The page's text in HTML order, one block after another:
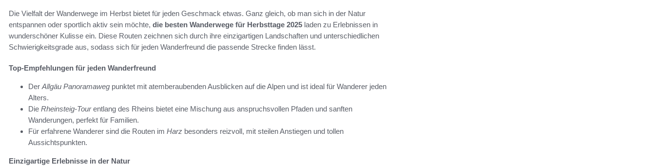
Die Vielfalt der Wanderwege im Herbst bietet für jeden Geschmack etwas. Ganz gleich, ob man sich in der Natur
entspannen oder sportlich aktiv sein möchte, die besten Wanderwege für Herbsttage 2025 laden zu Erlebnissen in
wunderschöner Kulisse ein. Diese Routen zeichnen sich durch ihre einzigartigen Landschaften und unterschiedlichen
Schwierigkeitsgrade aus, sodass sich für jeden Wanderfreund die passende Strecke finden lässt.
Top-Empfehlungen für jeden Wanderfreund
Der Allgäu Panoramaweg punktet mit atemberaubenden Ausblicken auf die Alpen und ist ideal für Wanderer jeden
Alters.
Die Rheinsteig-Tourentlang des Rheins bietet eine Mischung aus anspruchsvollen Pfaden und sanften
Wanderungen, perfekt für Familien.
Für erfahrene Wanderer sind die Routen im Harz besonders reizvoll, mit steilen Anstiegen und tollen
Aussichtspunkten.
Einzigartige Erlebnisse in der Natur